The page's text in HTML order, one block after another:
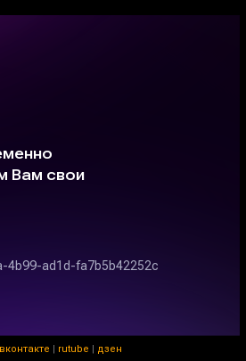
вконтакте | rutube | дзен